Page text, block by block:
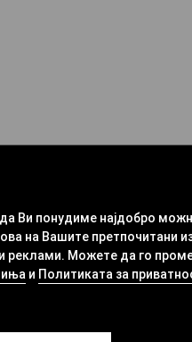
Ви понудиме најдобро
на Вашите претпочитани
реклами. Можете да го
и Политиката за